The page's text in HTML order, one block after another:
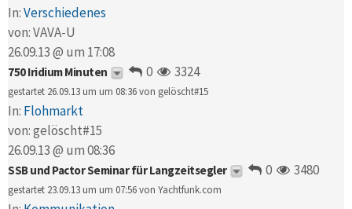
In:Verschiedenes
von:VAVA-U
26.09.13 @ um 17:08
750 Iridium Minuten 0 3324
gestartet 26.09.13 um um 08:36 von gelöscht#15
In: Flohmarkt
von:gelöscht#15
26.09.13 @ um 08:36
SSB und Pactor Seminar für Langzeitsegler 0 3480
gestartet 23.09.13 um um 07:56 von Yachtfunk.com